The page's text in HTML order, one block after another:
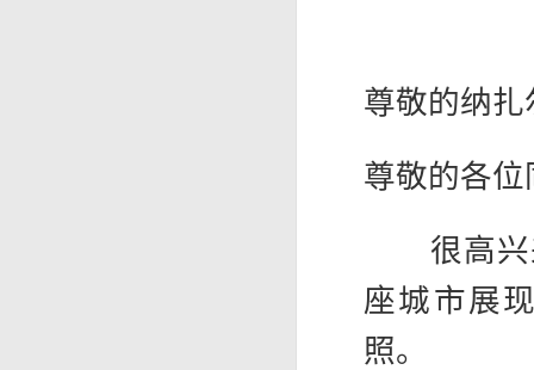
尊敬的纳
尊敬的各位
很高兴来
座城市展
照。